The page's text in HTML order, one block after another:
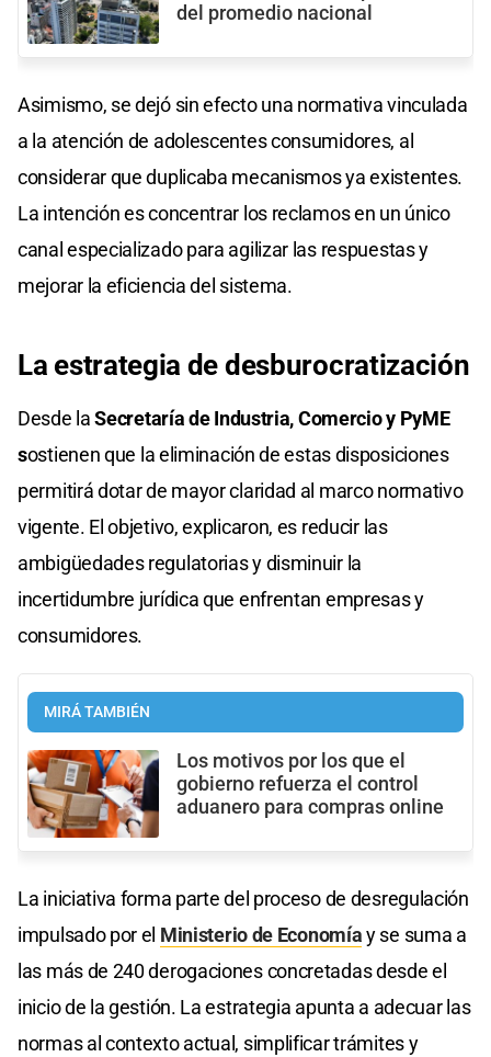
del promedio nacional
Asimismo, se dejó sin efecto una normativa vinculada
a la atención de adolescentes consumidores, al
considerar que duplicaba mecanismos ya existentes.
La intención es concentrar los reclamos en un único
canal especializado para agilizar las respuestas y
mejorar la eficiencia del sistema.
La estrategia de desburocratización
Desde laSecretaría de Industria, Comercio y PyME
sostienen que la eliminación de estas disposiciones
permitirá dotar de mayor claridad al marco normativo
vigente. El objetivo, explicaron, es reducir las
ambigüedades regulatorias y disminuir la
incertidumbre jurídica que enfrentan empresas y
consumidores.
MIRÁ TAMBIÉN
Los motivos por los que el
gobierno refuerza el control
aduanero para compras online
La iniciativa forma parte del proceso de desregulación
impulsado por el Ministerio de Economíay se suma a
las más de 240 derogaciones concretadas desde el
inicio de la gestión. La estrategia apunta a adecuar las
normas al contexto actual, simplificar trámites y